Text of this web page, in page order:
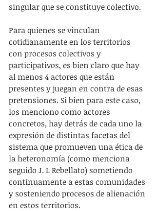
singular que se constituye colectivo.
Para quienes se vinculan
cotidianamente en los territorios
con procesos colectivos y
participativos, es bien claro que hay
al menos 4 actores que están
presentes y juegan en contra de esas
pretensiones. Si bien para este caso,
los menciono como actores
concretos, hay detrás de cada uno la
expresión de distintas facetas del
sistema que promueven una ética de
la heteronomía (como menciona
seguido J. L Rebellato) sometiendo
continuamente a estas comunidades
y sosteniendo procesos de alienación
en estos territorios.